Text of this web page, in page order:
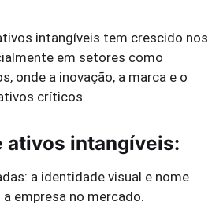
intangíveis tem crescido nos
em setores como
onde a inovação, a marca e o
críticos.
ativos intangíveis:
a identidade visual e nome
empresa no mercado.